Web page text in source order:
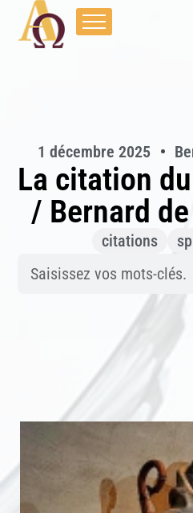
1 décembre 2025
La citation
/ Bernard
citations